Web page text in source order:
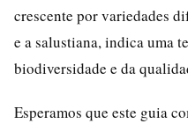
crescente por variedades
e a salustiana, indica uma
biodiversidade e da
Esperamos que este guia